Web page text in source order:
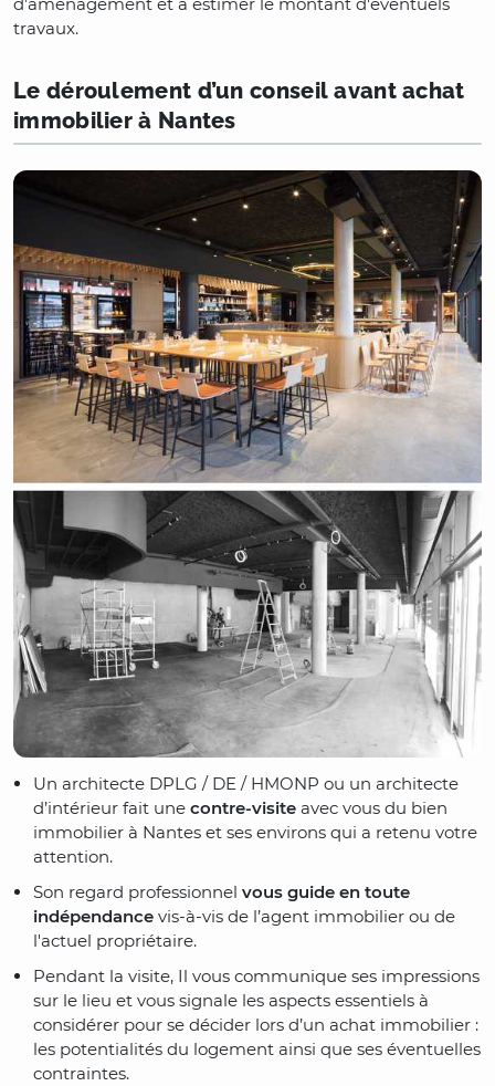
travaux.
Le déroulement d’un conseil avant achat
immobilier à Nantes
Un architecte DPLG / DE / HMONP ou un architecte
d’intérieur fait une contre-visite avec vous du bien
immobilier à Nantes et ses environs qui a retenu votre
attention.
Son regard professionnel vous guide en toute
indépendance vis-à-vis de l’agent immobilier ou de
l'actuel propriétaire.
Pendant la visite, Il vous communique ses impressions
sur le lieu et vous signale les aspects essentiels à
considérer pour se décider lors d’un achat immobilier :
les potentialités du logement ainsi que ses éventuelles
contraintes.